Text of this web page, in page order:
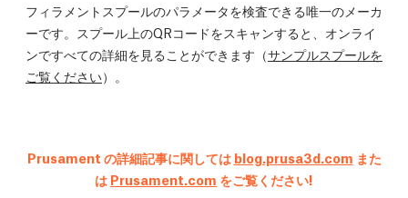
フィラメントスプールのパラメータを検査できる唯一のメーカ
ーです。スプール上のQRコードをスキャンすると、オンライ
ンですべての詳細を見ることができます（サンプルスプールを
ご覧ください）。
Prusament の詳細記事に関しては blog.prusa3d.com また
は Prusament.com をご覧ください!